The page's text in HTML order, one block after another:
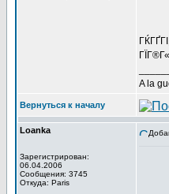
A la
Вернуться к началу
Loanka
Зарегистрирован:
06.04.2006
Сообщения: 3745
Откуда: Paris